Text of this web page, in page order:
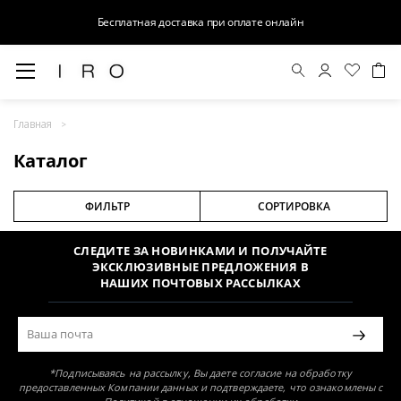
Бесплатная доставка при оплате онлайн
Главная
Каталог
ФИЛЬТР СОРТИРОВКА
Раздел не найден
СЛЕДИТЕ ЗА НОВИНКАМИ И ПОЛУЧАЙТЕ
ЭКСКЛЮЗИВНЫЕ ПРЕДЛОЖЕНИЯ В
НАШИХ ПОЧТОВЫХ РАССЫЛКАХ
*Подписываясь на рассылку, Вы даете согласие на обработку
предоставленных Компании данных и подтверждаете, что ознакомлены с